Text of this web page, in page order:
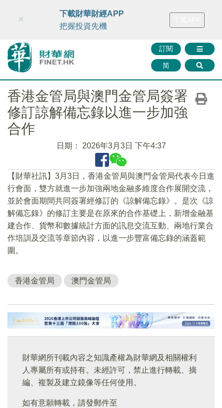
財華智庫網 FINTV FINMETA 財華證券 媒體矩陣
訂閱
简
×
下載財華財經APP
把握投資先機
香港金管局與澳門金管局簽署
修訂諒解備忘錄以進一步加強
合作
日期： 2026年3月3日 下午4:37
【財華社訊】3月3日，香港金管局與澳門金管局代表今日進
行會面，雙方就進一步加強兩地金融多維度合作展開交流，
並於會面期間共同簽署經修訂的《諒解備忘錄》。是次《諒
解備忘錄》的修訂主要是在原來的合作基礎上，新增金融基
建合作、貨幣和數據統計方面的訊息交流互動、兩地行業合
作培訓及交流等章節內容，以進一步豐富備忘錄的涵蓋範
圍。
香港金管局 澳門金管局
財華網所刊載內容之知識產權為財華網及相關權利
人專屬所有或持有。未經許可，禁止進行轉載、摘
編、複製及建立鏡像等任何使用。
如有意願轉載，請發郵件至